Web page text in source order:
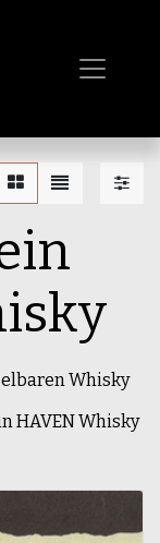
Whisky
HAVEN Whisky